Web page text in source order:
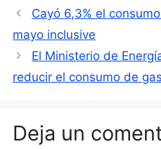
Cayó 6,3% el
mayo inclusive
El Ministerio de
reducir el consumo de gas
Deja un